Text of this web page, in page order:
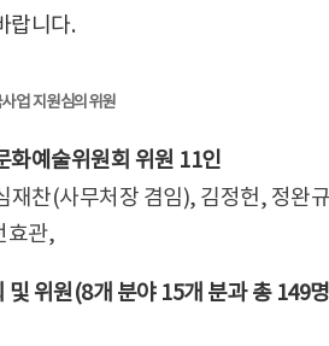
랍니다.
업 지원심의위원
화예술위원회 위원 11인
재찬(사무처장 겸임), 김정헌, 정완
효관,
및 위원(8개 분야 15개 분과 총 149